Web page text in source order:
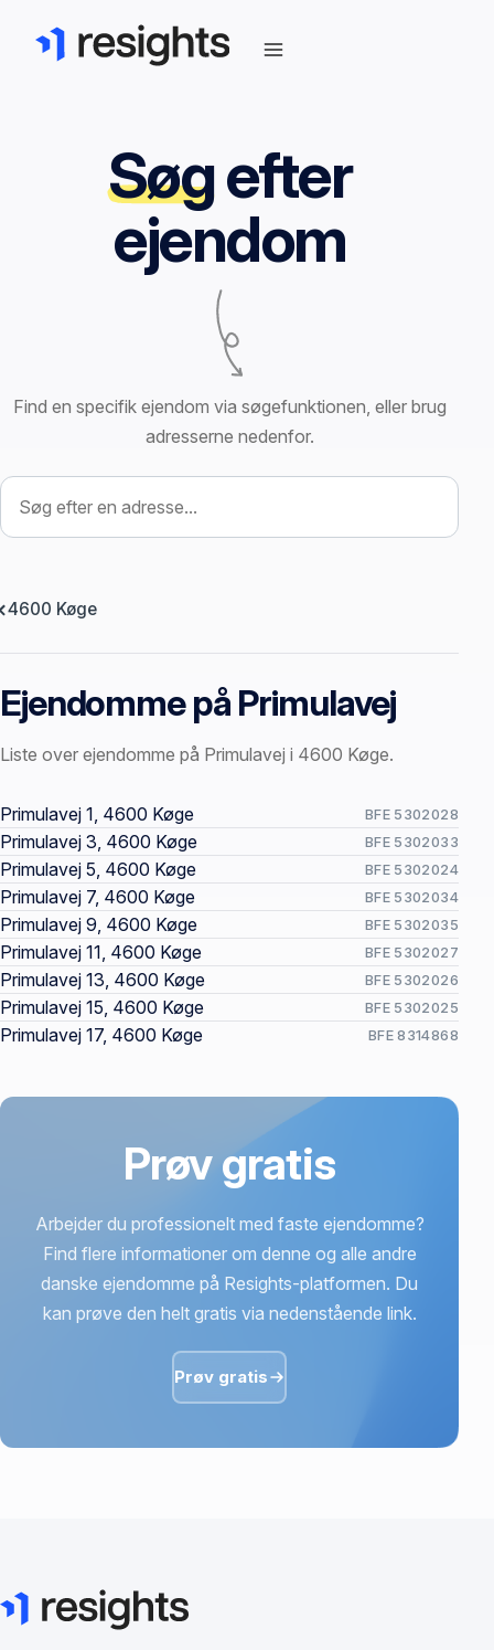
Søgefter
ejendom
Find en specifik ejendom via søgefunktionen, eller brug
adresserne nedenfor.
Søg efter ejendom
4600 Køge
Ejendomme på Primulavej
Liste over ejendomme på Primulavej i 4600 Køge.
Offentlige ejendomssider
Primulavej 1, 4600 Køge BFE 5302028
Primulavej 3, 4600 Køge BFE 5302033
Primulavej 5, 4600 Køge BFE 5302024
Primulavej 7, 4600 Køge BFE 5302034
Primulavej 9, 4600 Køge BFE 5302035
Primulavej 11, 4600 Køge BFE 5302027
Primulavej 13, 4600 Køge BFE 5302026
Primulavej 15, 4600 Køge BFE 5302025
Primulavej 17, 4600 Køge BFE 8314868
Prøv gratis
Arbejder du professionelt med faste ejendomme?
Find flere informationer om denne og alle andre
danske ejendomme på Resights-platformen. Du
kan prøve den helt gratis via nedenstående link.
Prøv gratis